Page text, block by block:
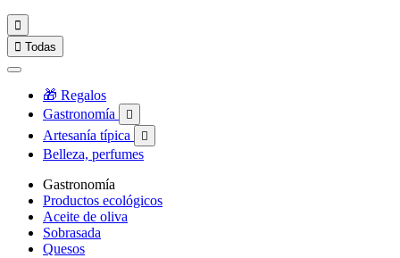

 Todas
🎁 Regalos
Gastronomía

Artesanía típica 
Belleza, perfumes
Gastronomía
Productos ecológicos
Aceite de oliva
Sobrasada
Quesos